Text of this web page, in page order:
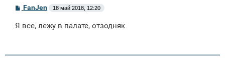
С
о
б
и
FanJen 18 май 2018, 12:20
Я все, лежу в палате, отзодняк